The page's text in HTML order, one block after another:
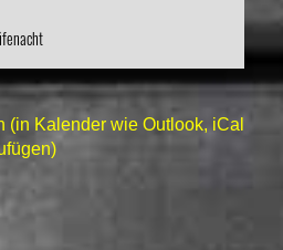
(in Kalender wie Outlook, iCal